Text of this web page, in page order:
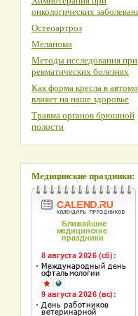
онкологических
Остеоартроз
Меланома
Методы исследования при
ревматических болезнях
Как форма кресла в
влияет на наше здоровье
Травма органов брюшной
полости
Медицинские праздники: